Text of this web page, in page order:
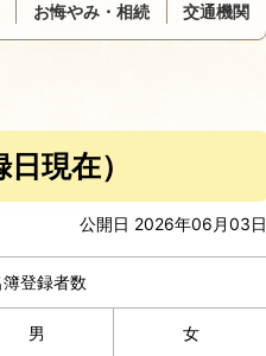
お悔やみ・相続 交通機関
現在）
公開日 2026年06月03日
簿登録者数
男 女